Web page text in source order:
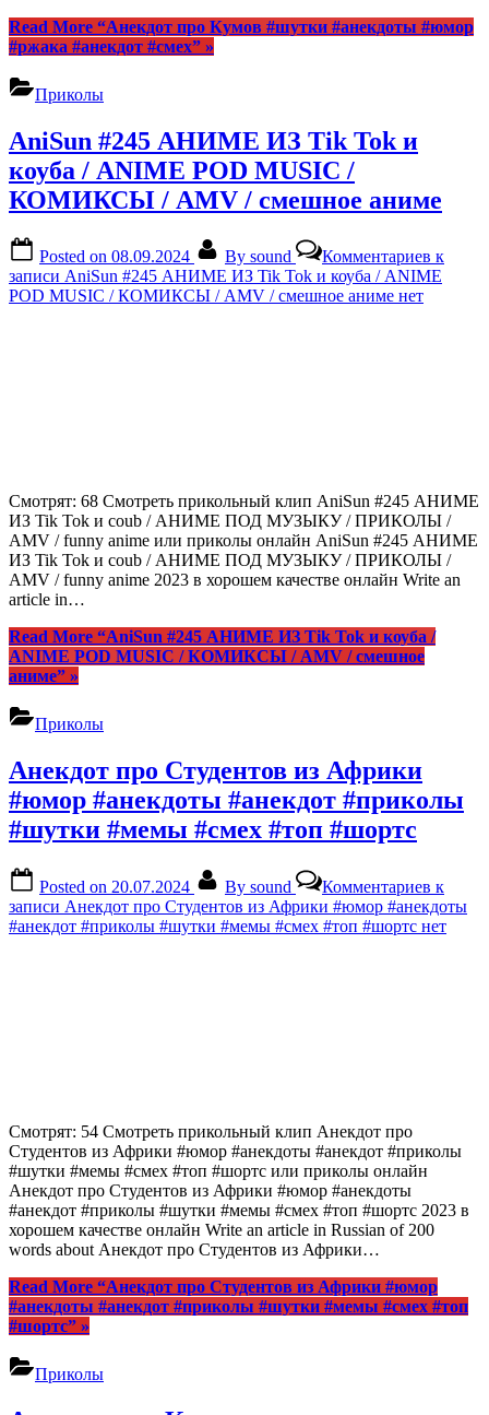
Read More “Анекдот про Кумов #шутки #анекдоты #юмор
#ржака #анекдот #смех” »
Приколы
AniSun #245 АНИМЕ ИЗ Tik Tok и
коуба / ANIME POD MUSIC /
КОМИКСЫ / AMV / смешное аниме
Posted on 08.09.2024 By sound Комментариев к
записи AniSun #245 АНИМЕ ИЗ Tik Tok и коуба / ANIME
POD MUSIC / КОМИКСЫ / AMV / смешное аниме нет
Смотрят: 68 Смотреть прикольный клип AniSun #245 АНИМЕ
ИЗ Tik Tok и coub / АНИМЕ ПОД МУЗЫКУ / ПРИКОЛЫ /
AMV / funny anime или приколы онлайн AniSun #245 АНИМЕ
ИЗ Tik Tok и coub / АНИМЕ ПОД МУЗЫКУ / ПРИКОЛЫ /
AMV / funny anime 2023 в хорошем качестве онлайн Write an
article in…
Read More “AniSun #245 АНИМЕ ИЗ Tik Tok и коуба /
ANIME POD MUSIC / КОМИКСЫ / AMV / смешное
аниме” »
Приколы
Анекдот про Студентов из Африки
#юмор #анекдоты #анекдот #приколы
#шутки #мемы #смех #топ #шортс
Posted on 20.07.2024 By sound Комментариев к
записи Анекдот про Студентов из Африки #юмор #анекдоты
#анекдот #приколы #шутки #мемы #смех #топ #шортс нет
Смотрят: 54 Смотреть прикольный клип Анекдот про
Студентов из Африки #юмор #анекдоты #анекдот #приколы
#шутки #мемы #смех #топ #шортс или приколы онлайн
Анекдот про Студентов из Африки #юмор #анекдоты
#анекдот #приколы #шутки #мемы #смех #топ #шортс 2023 в
хорошем качестве онлайн Write an article in Russian of 200
words about Анекдот про Студентов из Африки…
Read More “Анекдот про Студентов из Африки #юмор
#анекдоты #анекдот #приколы #шутки #мемы #смех #топ
#шортс” »
Приколы